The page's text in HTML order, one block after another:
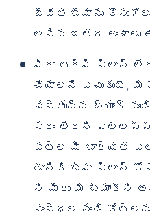
జీవిత బీమాను
లసిన ఇతర అంశాలు
మీరు టర్మ్ ప్లాన్
చేయాలని ఎంచుకుంటే,
చేస్తున్న బ్యాంక్
సరం లేదని
పట్ల మీ బాధ్యత ఎలా
డానికి బీమా ప్లాన్ కోసం
ని మీరు మీ బ్యాంక్‌ని
సంస్థల నుండి